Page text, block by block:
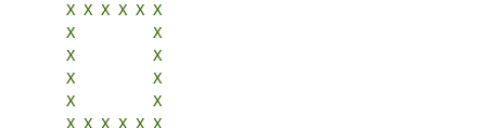
X X X X X X
X         X
X         X
X         X
X         X